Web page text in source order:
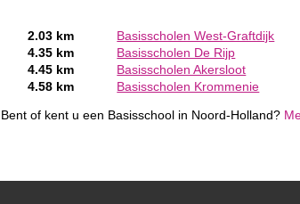
2.03 km
Basisscholen West-Graftdijk
4.35 km
Basisscholen De Rijp
4.45 km
Basisscholen Akersloot
4.58 km
Basisscholen Krommenie
Bent of kent u een Basisschool in Noord-Holland?